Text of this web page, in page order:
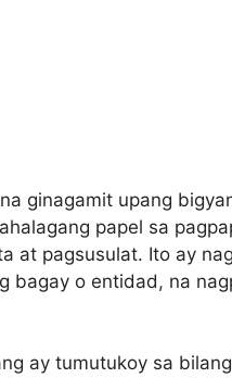
ginagamit upang
papel sa
at pagsusulat. Ito ay
bagay o entidad, na
ay tumutukoy sa